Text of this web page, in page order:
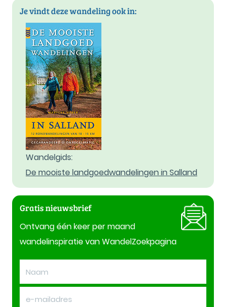
Je vindt deze wandeling ook in:
Wandelgids:
De mooiste landgoedwandelingen in Salland
Gratis nieuwsbrief
Ontvang één keer per maand
wandelinspiratie van WandelZoekpagina